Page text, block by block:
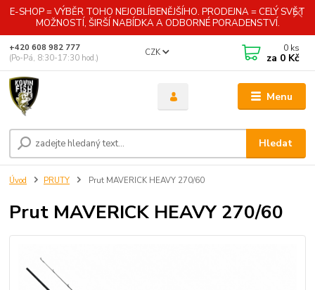
E-SHOP = VÝBĚR TOHO NEJOBLÍBENĚJŠÍHO. PRODEJNA = CELÝ SVĚT
MOŽNOSTÍ, ŠIRŠÍ NABÍDKA A ODBORNÉ PORADENSTVÍ.
Menu
CZK
Hledat
+420 608 982 777
(Po-Pá, 8:30-17:30 hod.)
0 ks
za 0 Kč
Úvod PRUTY Prut MAVERICK HEAVY 270/60
Prut MAVERICK HEAVY 270/60